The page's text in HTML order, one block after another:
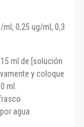
0,25 ug/ml, 0,3
ml de [solución
y coloque
ml.
agua